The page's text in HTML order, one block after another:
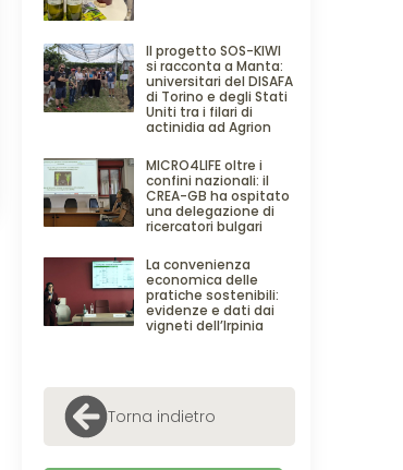
Il progetto SOS-KIWI
si racconta a Manta:
universitari del DISAFA
di Torino e degli Stati
Uniti tra i filari di
actinidia ad Agrion
MICRO4LIFE oltre i
confini nazionali: il
CREA-GB ha ospitato
una delegazione di
ricercatori bulgari
La convenienza
economica delle
pratiche sostenibili:
evidenze e dati dai
vigneti dell’Irpinia
Torna indietro